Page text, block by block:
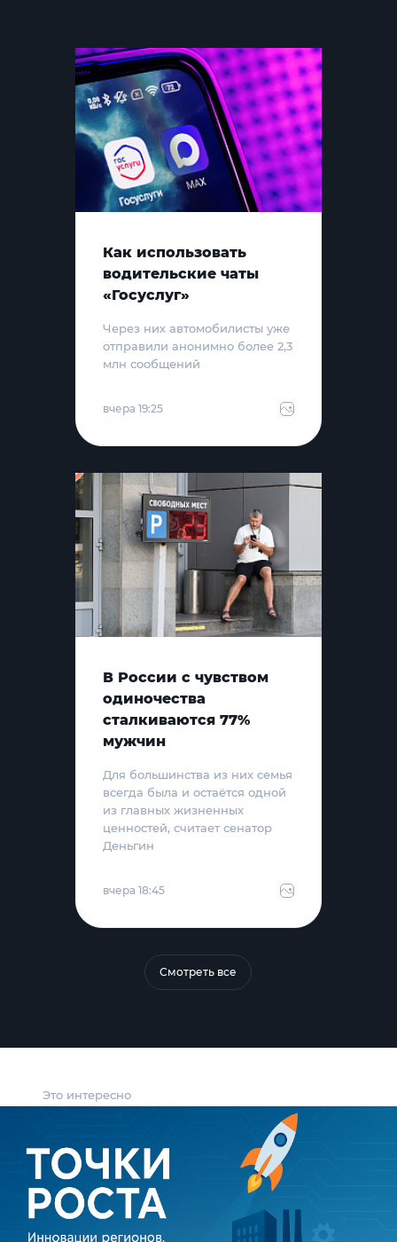
Это интересно
Как использовать
водительские чаты
«Госуслуг»
Через них автомобилисты уже
отправили анонимно более 2,3
млн сообщений
вчера 19:25
В России с чувством
одиночества
сталкиваются 77%
мужчин
Для большинства из них семья
всегда была и остаётся одной
из главных жизненных
ценностей, считает сенатор
Деньгин
вчера 18:45
Смотреть все